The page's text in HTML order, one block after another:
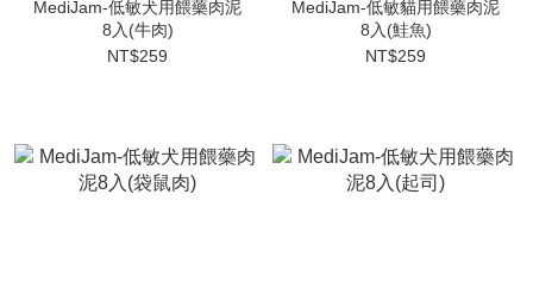
MediJam-低敏犬用餵藥肉泥
8入(牛肉)
NT$259
MediJam-低敏貓用餵藥肉泥
8入(鮭魚)
NT$259